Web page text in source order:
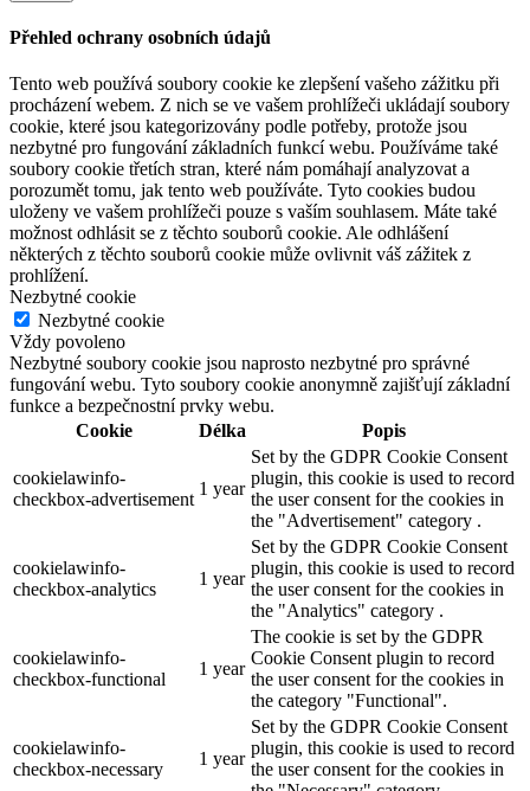
Přehled ochrany osobních údajů
Tento web používá soubory cookie ke zlepšení vašeho zážitku při
procházení webem. Z nich se ve vašem prohlížeči ukládají soubory
cookie, které jsou kategorizovány podle potřeby, protože jsou
nezbytné pro fungování základních funkcí webu. Používáme také
soubory cookie třetích stran, které nám pomáhají analyzovat a
porozumět tomu, jak tento web používáte. Tyto cookies budou
uloženy ve vašem prohlížeči pouze s vaším souhlasem. Máte také
možnost odhlásit se z těchto souborů cookie. Ale odhlášení
některých z těchto souborů cookie může ovlivnit váš zážitek z
prohlížení.
Nezbytné cookie
Nezbytné cookie
Vždy povoleno
Nezbytné soubory cookie jsou naprosto nezbytné pro správné
fungování webu. Tyto soubory cookie anonymně zajišťují základní
funkce a bezpečnostní prvky webu.
Cookie
Délka Popis
cookielawinfo-
checkbox-advertisement
1 year
Set by the GDPR Cookie Consent
plugin, this cookie is used to record
the user consent for the cookies in
the "Advertisement" category .
cookielawinfo-
checkbox-analytics
1 year
Set by the GDPR Cookie Consent
plugin, this cookie is used to record
the user consent for the cookies in
the "Analytics" category .
cookielawinfo-
checkbox-functional
1 year
The cookie is set by the GDPR
Cookie Consent plugin to record
the user consent for the cookies in
the category "Functional".
cookielawinfo-
checkbox-necessary
1 year
Set by the GDPR Cookie Consent
plugin, this cookie is used to record
the user consent for the cookies in